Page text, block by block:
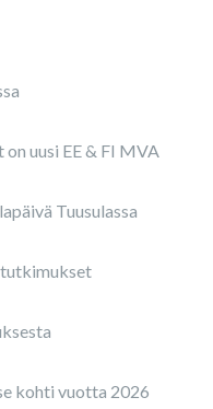
uusi EE & FI MVA
Tuusulassa
kohti vuotta 2026